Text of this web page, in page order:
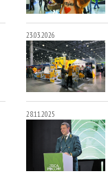
23.03.2026
28.11.2025